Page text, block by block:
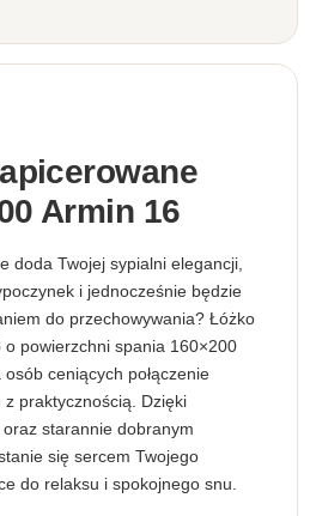
Armin 16
doda Twojej sypialni elegancji,
i jednocześnie będzie
do przechowywania? Łóżko
o powierzchni spania 160×200
ceniących połączenie
praktycznością. Dzięki
starannie dobranym
się sercem Twojego
do relaksu i spokojnego snu.